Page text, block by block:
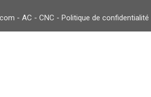
- AC - CNC - Politique de confidentialité